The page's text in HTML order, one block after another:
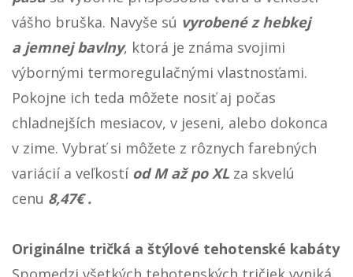
pásu
sa výborne prispôsobia tvaru a veľkosti
vášho bruška. Navyše sú
vyrobené z hebkej
a jemnej bavlny , ktorá je známa svojimi
výbornými termoregulačnými vlastnosťami.
Pokojne ich teda môžete nosiť aj počas
chladnejších mesiacov, v jeseni, alebo dokonca
v zime. Vybrať si môžete z rôznych farebných
od M až po XL
8,47€ .
Originálne tričká a štýlové tehotenské kabáty